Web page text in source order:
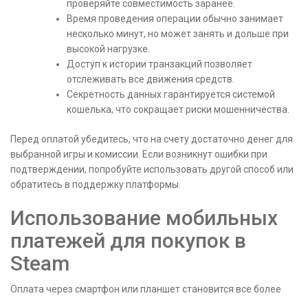
проверяйте совместимость заранее.
Время проведения операции обычно занимает
несколько минут, но может занять и дольше при
высокой нагрузке.
Доступ к истории транзакций позволяет
отслеживать все движения средств.
Секретность данных гарантируется системой
кошелька, что сокращает риски мошенничества.
Перед оплатой убедитесь, что на счету достаточно денег для
выбранной игры и комиссии. Если возникнут ошибки при
подтверждении, попробуйте использовать другой способ или
обратитесь в поддержку платформы.
Использование мобильных
платежей для покупок в
Steam
Оплата через смартфон или планшет становится все более